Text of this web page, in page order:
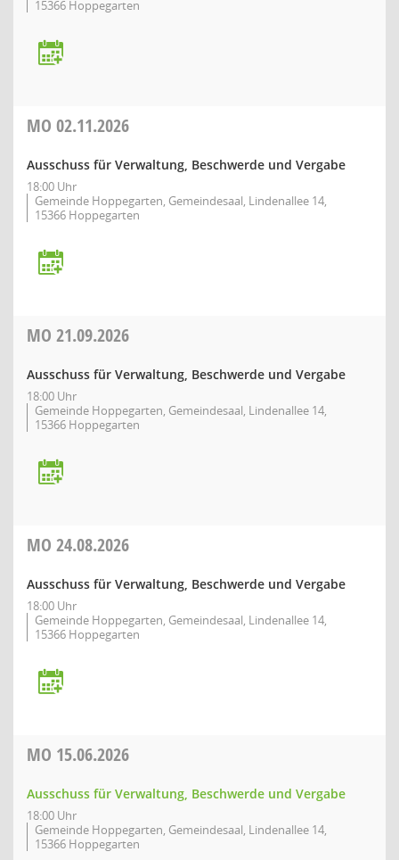
15366 Hoppegarten
MO 02.11.2026
Ausschuss für Verwaltung, Beschwerde und Vergabe
18:00 Uhr
Gemeinde Hoppegarten, Gemeindesaal, Lindenallee 14,
15366 Hoppegarten
MO 21.09.2026
Ausschuss für Verwaltung, Beschwerde und Vergabe
18:00 Uhr
Gemeinde Hoppegarten, Gemeindesaal, Lindenallee 14,
15366 Hoppegarten
MO 24.08.2026
Ausschuss für Verwaltung, Beschwerde und Vergabe
18:00 Uhr
Gemeinde Hoppegarten, Gemeindesaal, Lindenallee 14,
15366 Hoppegarten
MO 15.06.2026
Ausschuss für Verwaltung, Beschwerde und Vergabe
18:00 Uhr
Gemeinde Hoppegarten, Gemeindesaal, Lindenallee 14,
15366 Hoppegarten